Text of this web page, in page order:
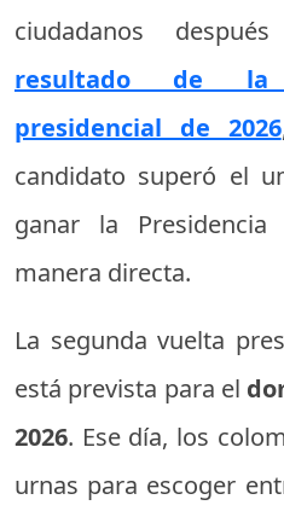
ciudadanos
resultado de la
presidencial de 2026
candidato superó el
ganar la
manera directa.
La segunda vuelta
está prevista para el
2026. Ese día, los
urnas para escoger